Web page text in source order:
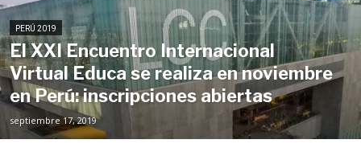
PERÚ 2019
El XXI Encuentro Internacional
Virtual Educa se realiza en noviembre
en Perú: inscripciones abiertas
septiembre 17, 2019